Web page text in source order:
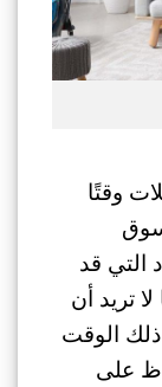
وقتًا
التي قد
تريد أن
ذلك الوقت
على